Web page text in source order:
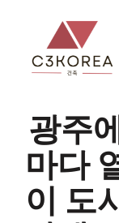
광주
마다
이 도